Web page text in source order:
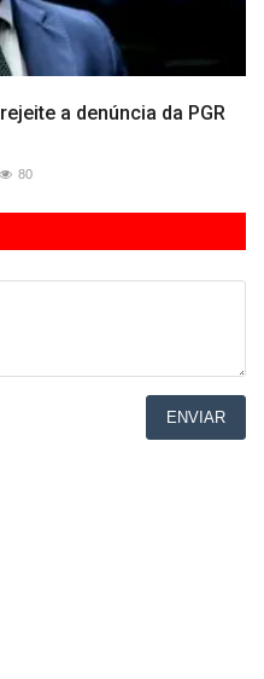
a denúncia da PGR
80
ENVIAR